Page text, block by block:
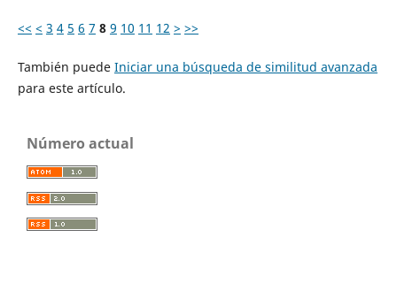
<< < 3 4 5 6 7 8 9 10 11 12 > >>
También puede Iniciar una búsqueda de similitud avanzada
para este artículo.
Número actual